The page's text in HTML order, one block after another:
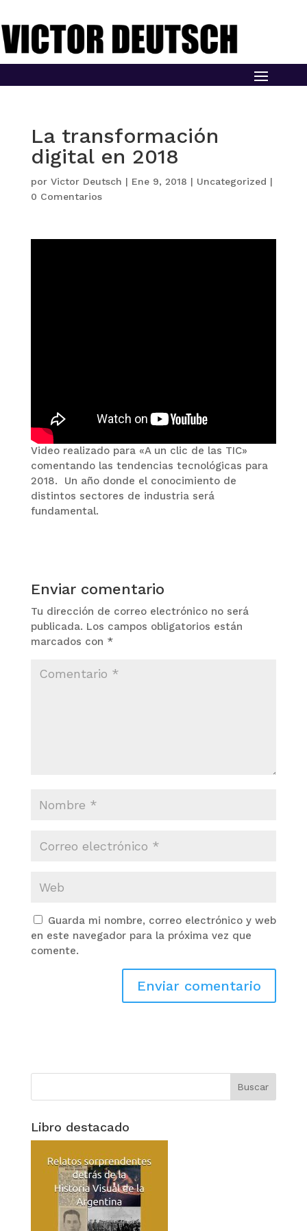
La transformación
digital en 2018
por Victor Deutsch | Ene 9, 2018 | Uncategorized |
0 Comentarios
Video realizado para «A un clic de las TIC»
comentando las tendencias tecnológicas para
2018. Un año donde el conocimiento de
distintos sectores de industria será
fundamental.
Enviar comentario
Tu dirección de correo electrónico no será
publicada. Los campos obligatorios están
marcados con *
Guarda mi nombre, correo electrónico y web
en este navegador para la próxima vez que
comente.
Libro destacado